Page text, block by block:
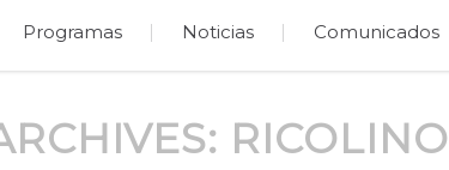
Programas Noticias Comunicados
RICOLINO